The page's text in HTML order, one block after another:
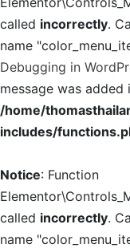
called incorrectly.
name
Debugging in
message was added
/home/
includes/
Notice: Function
called incorrectly.
name